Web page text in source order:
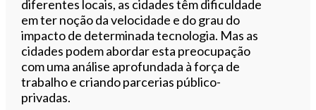
diferentes locais, as cidades têm dificuldade
em ter noção da velocidade e do grau do
impacto de determinada tecnologia. Mas as
cidades podem abordar esta preocupação
com uma análise aprofundada à força de
trabalho e criando parcerias público-
privadas.